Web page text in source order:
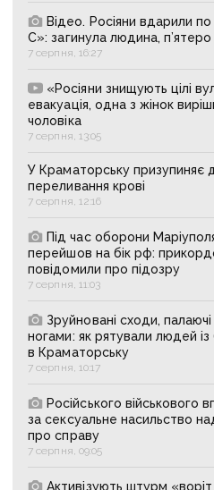
Відео. Росіяни вдарили
С»: загинула людина, п’ятеро
7 серпня, 16:27
«Росіяни знищують цілі
евакуація, одна з жінок
чоловіка
7 серпня, 13:05
У Краматорську призупиняє
переливання крові
7 серпня, 12:16
Під час оборони
перейшов на бік рф:
повідомили про підозру
7 серпня, 11:03
Зруйновані сходи,
ногами: як рятували людей із
в Краматорську
7 серпня, 10:17
Російського військового
за сексуальне насильство
про справу
7 серпня, 09:05
Активізують штурм